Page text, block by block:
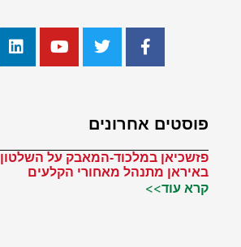
פוסטים אחרונים
פזשכיאן במלכוד-המאבק על השלטון
באיראן מתנהל מאחורי הקלעים
קרא עוד>>